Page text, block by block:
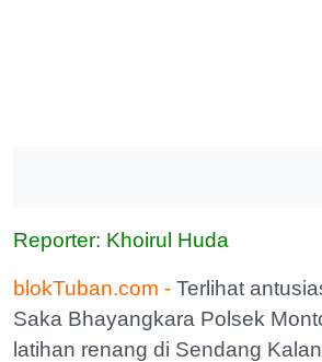
Reporter: Khoirul Huda
blokTuban.com - Terlihat
Saka Bhayangkara Polsek
latihan renang di Sendang